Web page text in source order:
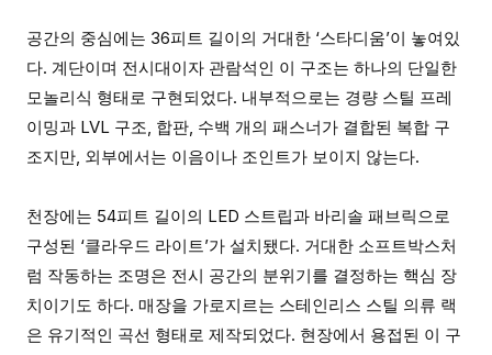
공간의 중심에는 36피트 길이의 거대한 ‘스타디움’이 놓여있
다. 계단이며 전시대이자 관람석인 이 구조는 하나의 단일한
모놀리식 형태로 구현되었다. 내부적으로는 경량 스틸 프레
이밍과 LVL 구조, 합판, 수백 개의 패스너가 결합된 복합 구
조지만, 외부에서는 이음이나 조인트가 보이지 않는다.
천장에는 54피트 길이의 LED 스트립과 바리솔 패브릭으로
구성된 ‘클라우드 라이트’가 설치됐다. 거대한 소프트박스처
럼 작동하는 조명은 전시 공간의 분위기를 결정하는 핵심 장
치이기도 하다. 매장을 가로지르는 스테인리스 스틸 의류 랙
은 유기적인 곡선 형태로 제작되었다. 현장에서 용접된 이 구